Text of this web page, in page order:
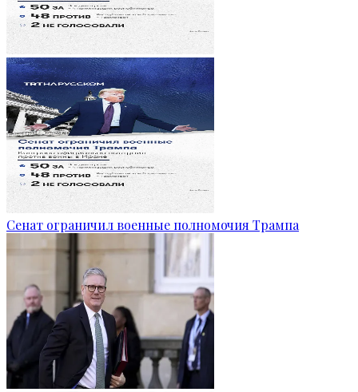
Сенат ограничил военные полномочия Трампа